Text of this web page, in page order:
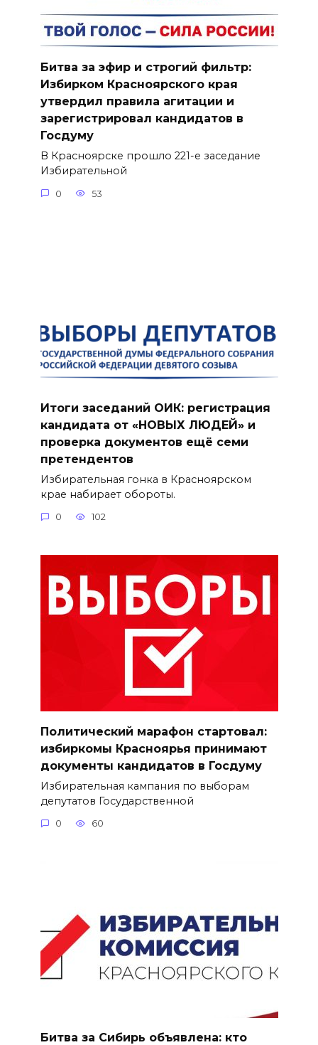
Битва за эфир и строгий фильтр:
Избирком Красноярского края
утвердил правила агитации и
зарегистрировал кандидатов в
Госдуму
В Красноярске прошло 221-е заседание
Избирательной
0 53
Итоги заседаний ОИК: регистрация
кандидата от «НОВЫХ ЛЮДЕЙ» и
проверка документов ещё семи
претендентов
Избирательная гонка в Красноярском
крае набирает обороты.
0 102
Политический марафон стартовал:
избиркомы Красноярья принимают
документы кандидатов в Госдуму
Избирательная кампания по выборам
депутатов Государственной
0 60
Битва за Сибирь объявлена: кто